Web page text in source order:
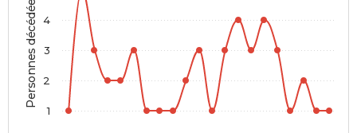
Personnes décédées
1
2
3
4